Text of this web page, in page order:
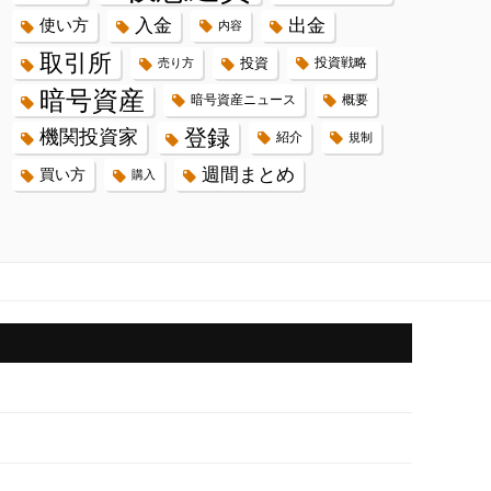
使い方 入金 内容 出金
取引所 売り方 投資 投資戦略
暗号資産 暗号資産ニュース 概要
機関投資家 登録 紹介 規制
買い方 購入 週間まとめ